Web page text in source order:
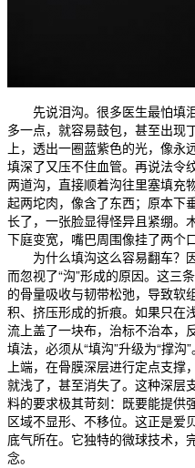
先说泪沟。很多医生最怕填
多一点，就容易鼓包，甚至出
上，透出一圈蓝紫色的光，像永
填深了又压不住血管。再说法令
两道沟，直接顺着沟往里塞填充
起两坨肉，像含了东西；原本下
长了，一张脸显得怪异且紧绷。
下庭变宽，嘴巴周围像挂了两个口
为什么填沟这么容易翻车？
而忽视了“沟”形成的原因。这三
的骨量吸收与韧带松弛，导致软
积、挤压形成的折痕。如果只在
流上盖了一块布，治标不治本，
填法，必须从“填沟”升级为“撑
上端，在骨膜深层进行定点支撑
就浅了，甚至消失了。这种深层
料的要求极其苛刻：既要能提供
区域不显形、不移位。这正是爱
底气所在。它独特的微球技术，
念。